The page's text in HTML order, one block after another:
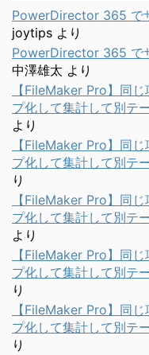
PowerDirector 365 で
joytips より
PowerDirector 365 で
中澤雄太 より
【FileMaker Pro】同
プ化して集計して別テ
より
【FileMaker Pro】同
プ化して集計して別テ
り
【FileMaker Pro】同
プ化して集計して別テ
より
【FileMaker Pro】同
プ化して集計して別テ
り
【FileMaker Pro】同
プ化して集計して別テ
り